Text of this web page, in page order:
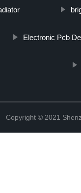
Electronic Pcb
Copyright © 2021